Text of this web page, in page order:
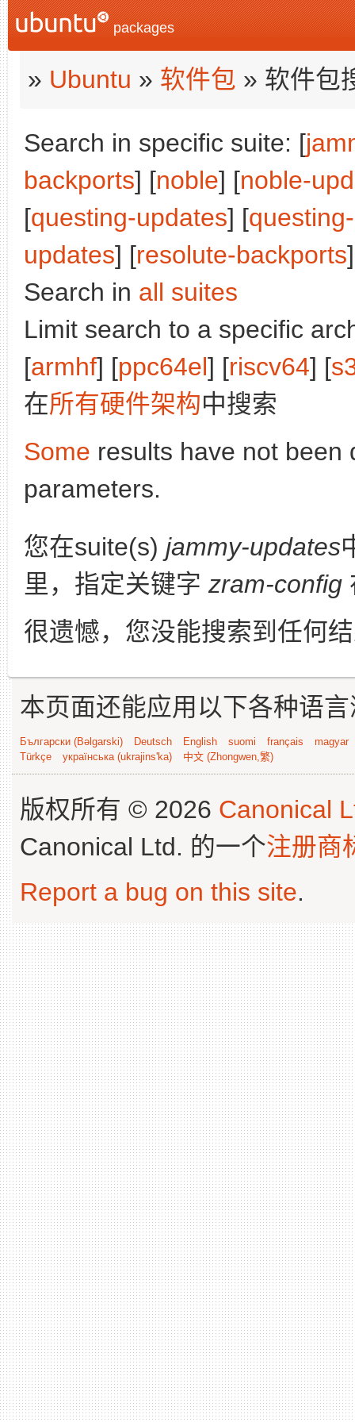
packages
» Ubuntu » 软件包 » 软件包
Search in specific suite: [
backports] [noble] [noble-
[questing-updates] [
updates] [resolute-backports
Search in all suites
Limit search to a specific
[armhf] [ppc64el] [riscv64] [
在所有硬件架构中搜索
Some results have not been
parameters.
您在suite(s) jammy-updates
里，指定关键字 zram-config
很遗憾，您没能搜索到任何
本页面还能应用以下各种语
Български (Bəlgarski) Deutsch English suomi français
magyar
Türkçe
українська (ukrajins'ka) 中文 (Zhongwen,繁)
版权所有 © 2026 Canonical
Canonical Ltd. 的一个注册商
Report a bug on this site.